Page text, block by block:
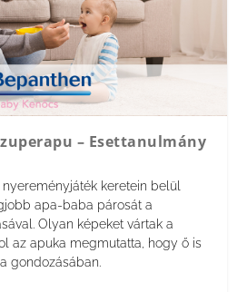
– Esettanulmány
keretein belül
apa-baba párosát a
Olyan képeket vártak a
az apuka megmutatta, hogy ő is
gondozásában.